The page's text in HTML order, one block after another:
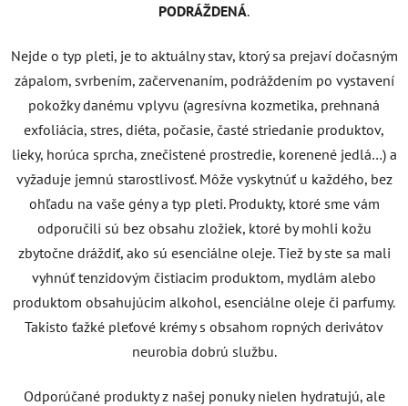
PODRÁŽDENÁ.
Nejde o typ pleti, je to aktuálny stav, ktorý sa prejaví dočasným
zápalom, svrbením, začervenaním, podráždením po vystavení
pokožky danému vplyvu (agresívna kozmetika, prehnaná
exfoliácia, stres, diéta, počasie, časté striedanie produktov,
lieky, horúca sprcha, znečistené prostredie, korenené jedlá…) a
vyžaduje jemnú starostlivosť. Môže vyskytnúť u každého, bez
ohľadu na vaše gény a typ pleti. Produkty, ktoré sme vám
odporučili sú bez obsahu zložiek, ktoré by mohli kožu
zbytočne dráždiť, ako sú esenciálne oleje. Tiež by ste sa mali
vyhnúť tenzidovým čistiacim produktom, mydlám alebo
produktom obsahujúcim alkohol, esenciálne oleje či parfumy.
Takisto ťažké pleťové krémy s obsahom ropných derivátov
neurobia dobrú službu.
Odporúčané produkty z našej ponuky nielen hydratujú, ale